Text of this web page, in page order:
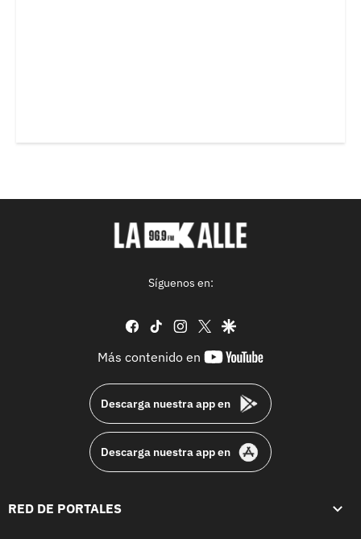
Síguenos en:
facebook
tiktok instagram
twittergoogle
Más contenido en
youtube-
Descarga nuestra app en
Descarga nuestra app en
RED DE PORTALES